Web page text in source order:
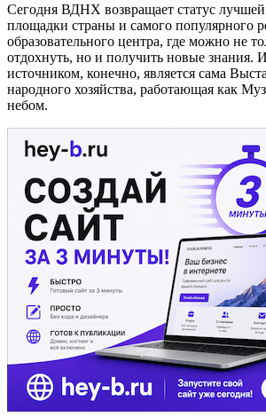
Сегодня ВДНХ возвращает статус
площадки страны и самого популярного
образовательного центра, где можно не
отдохнуть, но и получить новые знания.
источником, конечно, является сама
народного хозяйства, работающая как
небом.